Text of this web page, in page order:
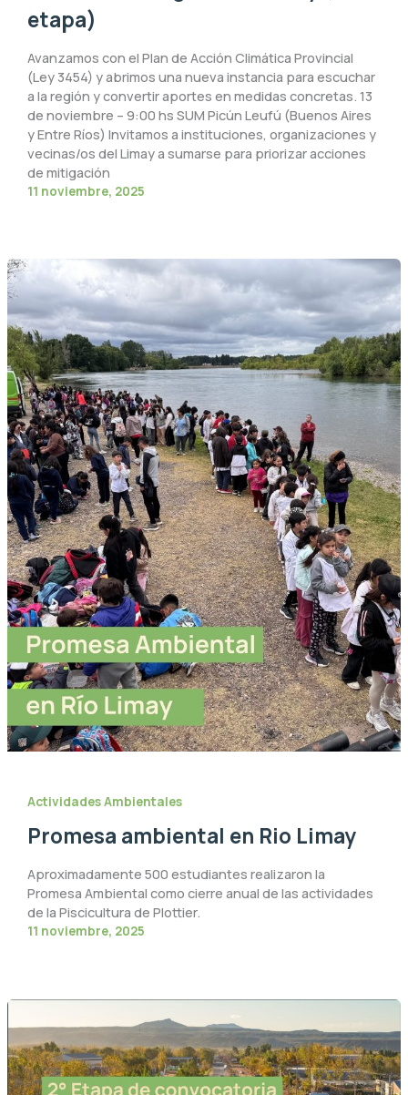
etapa)
Avanzamos con el Plan de Acción Climática Provincial
(Ley 3454) y abrimos una nueva instancia para escuchar
a la región y convertir aportes en medidas concretas. 13
de noviembre – 9:00 hs SUM Picún Leufú (Buenos Aires
y Entre Ríos) Invitamos a instituciones, organizaciones y
vecinas/os del Limay a sumarse para priorizar acciones
de mitigación
11 noviembre, 2025
Actividades Ambientales
Promesa ambiental en Rio Limay
Aproximadamente 500 estudiantes realizaron la
Promesa Ambiental como cierre anual de las actividades
de la Piscicultura de Plottier.
11 noviembre, 2025